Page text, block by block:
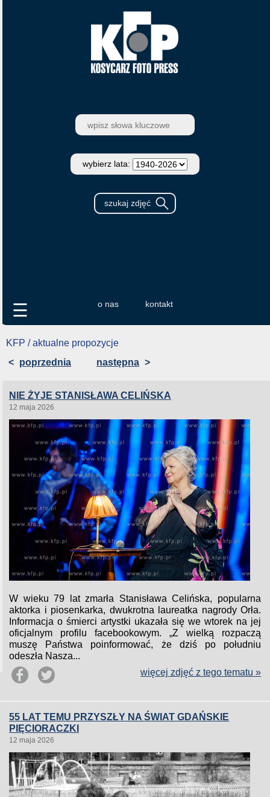
wybierz lata:
o nas kontakt
☰
KFP / aktualne propozycje
< poprzednia następna >
NIE ŻYJE STANISŁAWA CELIŃSKA
12 maja 2026
W wieku 79 lat zmarła Stanisława Celińska, popularna
aktorka i piosenkarka, dwukrotna laureatka nagrody Orła.
Informacja o śmierci artystki ukazała się we wtorek na jej
oficjalnym profilu facebookowym. „Z wielką rozpaczą
muszę Państwa poinformować, że dziś po południu
odeszła Nasza...
więcej zdjęć z tego tematu »
55 LAT TEMU PRZYSZŁY NA ŚWIAT GDAŃSKIE
PIĘCIORACZKI
12 maja 2026